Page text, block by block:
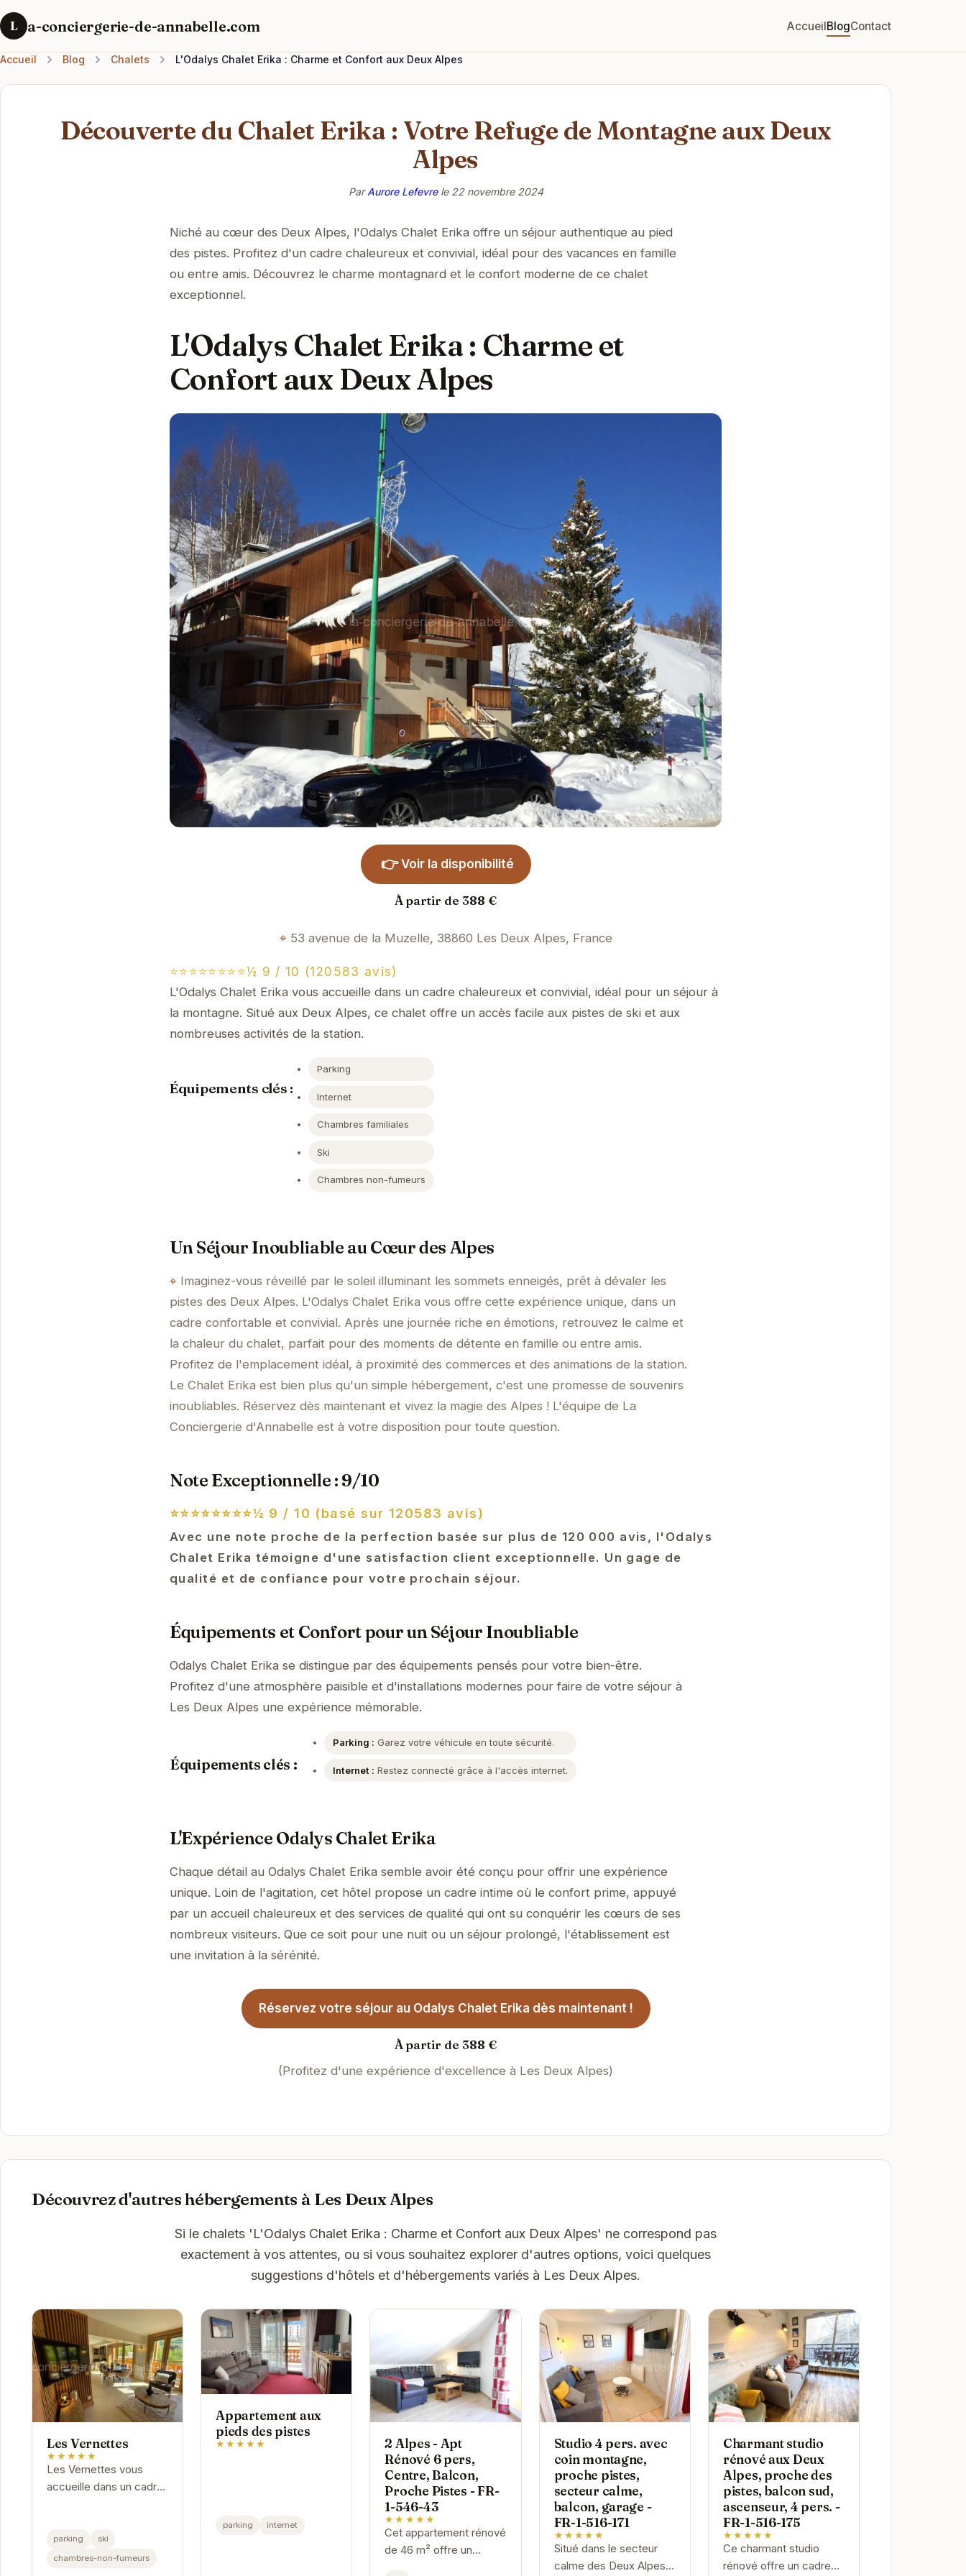
L a-conciergerie-de-annabelle.com AccueilBlogContact
Accueil Blog Chalets L'Odalys Chalet Erika : Charme et Confort aux Deux Alpes
Découverte du Chalet Erika : Votre Refuge de Montagne aux Deux
Alpes
ParAurore Lefevrele 22 novembre 2024
Niché au cœur des Deux Alpes, l'Odalys Chalet Erika offre un séjour authentique au pied
des pistes. Profitez d'un cadre chaleureux et convivial, idéal pour des vacances en famille
ou entre amis. Découvrez le charme montagnard et le confort moderne de ce chalet
exceptionnel.
L'Odalys Chalet Erika : Charme et
Confort aux Deux Alpes
👉 Voir la disponibilité
À partir de 388 €
53 avenue de la Muzelle, 38860 Les Deux Alpes, France
⭐⭐⭐⭐⭐⭐⭐⭐½ 9 / 10 (120583 avis)
L'Odalys Chalet Erika vous accueille dans un cadre chaleureux et convivial, idéal pour un séjour à
la montagne. Situé aux Deux Alpes, ce chalet offre un accès facile aux pistes de ski et aux
nombreuses activités de la station.
Équipements clés :
Parking
Internet
Chambres familiales
Ski
Chambres non-fumeurs
Un Séjour Inoubliable au Cœur des Alpes
Imaginez-vous réveillé par le soleil illuminant les sommets enneigés, prêt à dévaler les
pistes des Deux Alpes. L'Odalys Chalet Erika vous offre cette expérience unique, dans un
cadre confortable et convivial. Après une journée riche en émotions, retrouvez le calme et
la chaleur du chalet, parfait pour des moments de détente en famille ou entre amis.
Profitez de l'emplacement idéal, à proximité des commerces et des animations de la station.
Le Chalet Erika est bien plus qu'un simple hébergement, c'est une promesse de souvenirs
inoubliables. Réservez dès maintenant et vivez la magie des Alpes ! L'équipe de La
Conciergerie d'Annabelle est à votre disposition pour toute question.
Note Exceptionnelle : 9/10
⭐⭐⭐⭐⭐⭐⭐⭐½ 9 / 10 (basé sur 120583 avis)
Avec une note proche de la perfection basée sur plus de 120 000 avis, l'Odalys
Chalet Erika témoigne d'une satisfaction client exceptionnelle. Un gage de
qualité et de confiance pour votre prochain séjour.
Équipements et Confort pour un Séjour Inoubliable
Odalys Chalet Erika se distingue par des équipements pensés pour votre bien-être.
Profitez d'une atmosphère paisible et d'installations modernes pour faire de votre séjour à
Les Deux Alpes une expérience mémorable.
Équipements clés :
Parking : Garez votre véhicule en toute sécurité.
Internet : Restez connecté grâce à l'accès internet.
L'Expérience Odalys Chalet Erika
Chaque détail au Odalys Chalet Erika semble avoir été conçu pour offrir une expérience
unique. Loin de l'agitation, cet hôtel propose un cadre intime où le confort prime, appuyé
par un accueil chaleureux et des services de qualité qui ont su conquérir les cœurs de ses
nombreux visiteurs. Que ce soit pour une nuit ou un séjour prolongé, l'établissement est
une invitation à la sérénité.
Réservez votre séjour au Odalys Chalet Erika dès maintenant !
À partir de 388 €
(Profitez d'une expérience d'excellence à Les Deux Alpes)
Découvrez d'autres hébergements à Les Deux Alpes
Si le chalets 'L'Odalys Chalet Erika : Charme et Confort aux Deux Alpes' ne correspond pas
exactement à vos attentes, ou si vous souhaitez explorer d'autres options, voici quelques
suggestions d'hôtels et d'hébergements variés à Les Deux Alpes.
Les Vernettes
★★★★★
Les Vernettes vous
accueille dans un cadre
accès facile aux pistes
de ski et d'une
parking
ski
chambres-non-fumeurs
Appartement aux
pieds des pistes
★★★★★
parking internet
2 Alpes - Apt
Rénové 6 pers,
Centre, Balcon,
Proche Pistes - FR-
1-546-43
★★★★★
Cet appartement rénové
de 46 m² offre un
Studio 4 pers. avec
coin montagne,
proche pistes,
secteur calme,
balcon, garage -
FR-1-516-171
★★★★★
Situé dans le secteur
calme des Deux Alpes,
Charmant studio
rénové aux Deux
Alpes, proche des
pistes, balcon sud,
ascenseur, 4 pers. -
FR-1-516-175
★★★★★
Ce charmant studio
rénové offre un cadre